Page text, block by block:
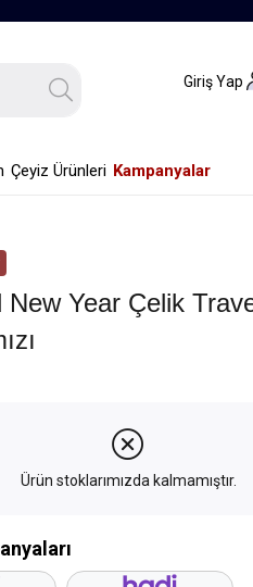
Giriş Yap
Çeyiz Ürünleri Kampanyalar
New Year Çelik
Ürün stoklarımızda kalmamıştır.